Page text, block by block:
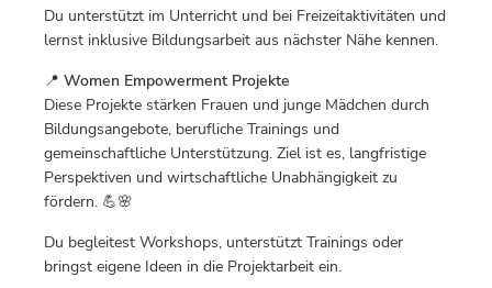
Du unterstützt im Unterricht und bei Freizeitaktivitäten und
lernst inklusive Bildungsarbeit aus nächster Nähe kennen.
📍 Women Empowerment Projekte
Diese Projekte stärken Frauen und junge Mädchen durch
Bildungsangebote, berufliche Trainings und
gemeinschaftliche Unterstützung. Ziel ist es, langfristige
Perspektiven und wirtschaftliche Unabhängigkeit zu
fördern. 💪🌸
Du begleitest Workshops, unterstützt Trainings oder
bringst eigene Ideen in die Projektarbeit ein.